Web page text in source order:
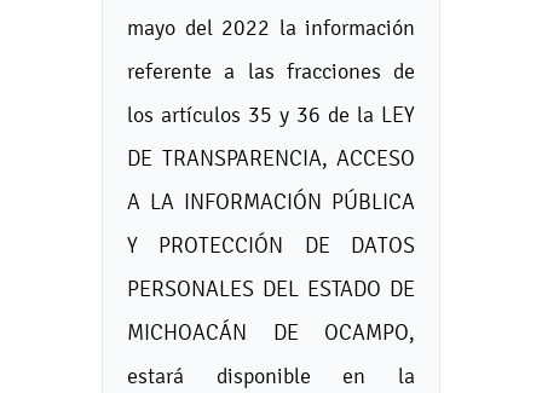
mayo del 2022 la información
referente a las fracciones de
los artículos 35 y 36 de la LEY
DE TRANSPARENCIA, ACCESO
A LA INFORMACIÓN PÚBLICA
Y PROTECCIÓN DE DATOS
PERSONALES DEL ESTADO DE
MICHOACÁN DE OCAMPO,
estará disponible en la